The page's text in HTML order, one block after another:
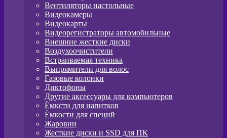
Вентиляторы настольные
Видеокамеры
Видеокарты
Видеорегистраторы автомобильные
Внешние жесткие диски
Воздухоочистители
Встраиваемая техника
Выпрямители для волос
Газовые колонки
Диктофоны
Другие аксессуары для компьютеров
Ёмксти для напитков
Ёмкости для специй
Жаровни
Жесткие диски и SSD для ПК